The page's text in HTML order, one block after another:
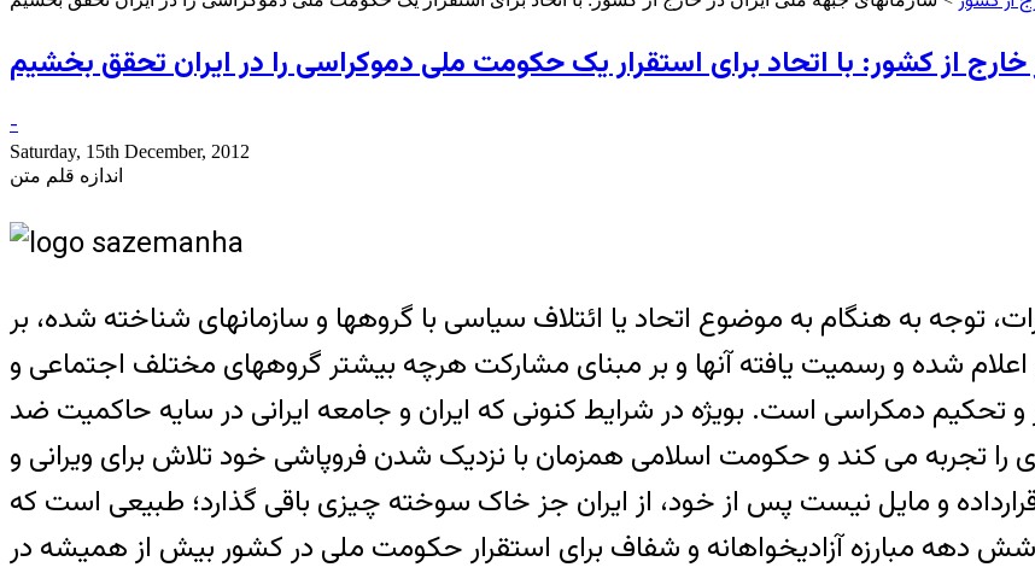
خارج از کشور: با اتحاد برای استقرار یک حکومت ملی دموکراسی را در ایران تحقق بخشیم
-
Saturday, 15th December, 2012
اندازه قلم متن
به هنگام به موضوع اتحاد یا ائتلاف سیاسی با گروهها و سازمانهای شناخته شده، بر
شده و رسمیت یافته آنها و بر مبنای مشارکت هرچه بیشتر گروههای مختلف اجتماعی و
تحکیم دمکراسی است. بویژه در شرایط کنونی که ایران و جامعه ایرانی در سایه حاکمیت ضد
را تجربه می کند و حکومت اسلامی همزمان با نزدیک شدن فروپاشی خود تلاش برای ویرانی و
و مایل نیست پس از خود، از ایران جز خاک سوخته چیزی باقی گذارد؛ طبیعی است که
شش دهه مبارزه آزادیخواهانه و شفاف برای استقرار حکومت ملی در کشور بیش از همیشه در